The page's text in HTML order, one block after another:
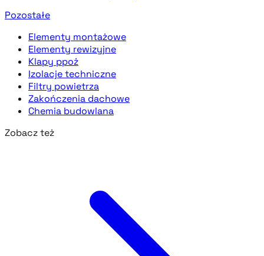
Pozostałe
Elementy montażowe
Elementy rewizyjne
Klapy ppoż
Izolacje techniczne
Filtry powietrza
Zakończenia dachowe
Chemia budowlana
Zobacz też